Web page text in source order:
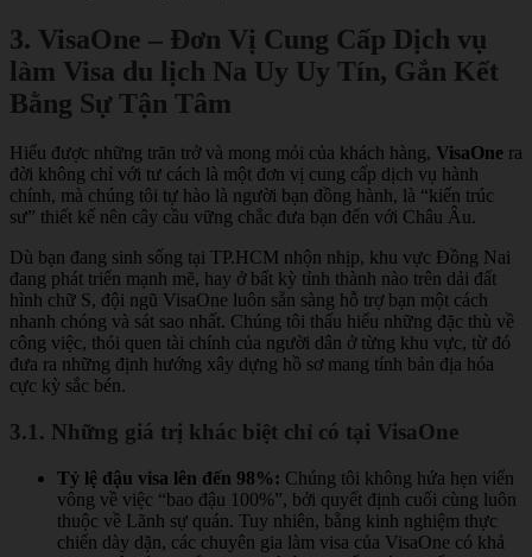
3. VisaOne – Đơn Vị Cung Cấp Dịch vụ
làm Visa du lịch Na Uy Uy Tín, Gắn Kết
Bằng Sự Tận Tâm
Hiểu được những trăn trở và mong mỏi của khách hàng, VisaOne ra
đời không chỉ với tư cách là một đơn vị cung cấp dịch vụ hành
chính, mà chúng tôi tự hào là người bạn đồng hành, là “kiến trúc
sư” thiết kế nên cây cầu vững chắc đưa bạn đến với Châu Âu.
Dù bạn đang sinh sống tại TP.HCM nhộn nhịp, khu vực Đồng Nai
đang phát triển mạnh mẽ, hay ở bất kỳ tỉnh thành nào trên dải đất
hình chữ S, đội ngũ VisaOne luôn sẵn sàng hỗ trợ bạn một cách
nhanh chóng và sát sao nhất. Chúng tôi thấu hiểu những đặc thù về
công việc, thói quen tài chính của người dân ở từng khu vực, từ đó
đưa ra những định hướng xây dựng hồ sơ mang tính bản địa hóa
cực kỳ sắc bén.
3.1. Những giá trị khác biệt chỉ có tại VisaOne
Tỷ lệ đậu visa lên đến 98%: Chúng tôi không hứa hẹn viển
vông về việc “bao đậu 100%”, bởi quyết định cuối cùng luôn
thuộc về Lãnh sự quán. Tuy nhiên, bằng kinh nghiệm thực
chiến dày dặn, các chuyên gia làm visa của VisaOne có khả